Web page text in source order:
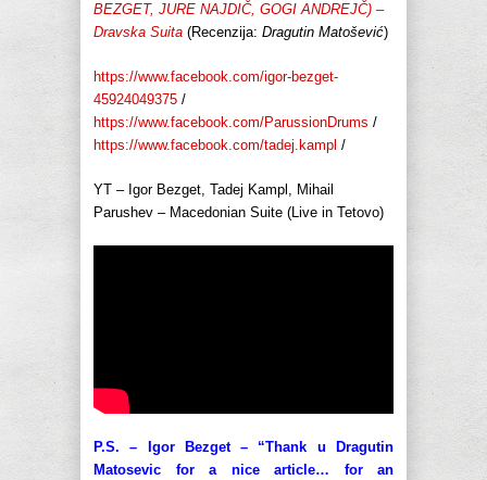
BEZGET, JURE NAJDIČ, GOGI ANDREJČ) –
Dravska Suita (Recenzija: Dragutin Matošević)
https://www.facebook.com/igor-bezget-
45924049375 /
https://www.facebook.com/ParussionDrums /
https://www.facebook.com/tadej.kampl /
YT – Igor Bezget, Tadej Kampl, Mihail
Parushev – Macedonian Suite (Live in Tetovo)
P.S. – Igor Bezget – “Thank u Dragutin
Matosevic for a nice article… for an